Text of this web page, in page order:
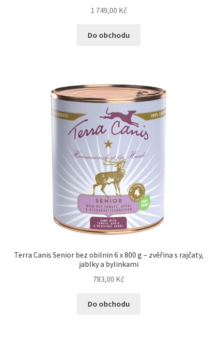
1 749,00 Kč
Do obchodu
Terra Canis Senior bez obilnin 6 x 800 g – zvěřina s rajčaty,
jablky a bylinkami
783,00 Kč
Do obchodu